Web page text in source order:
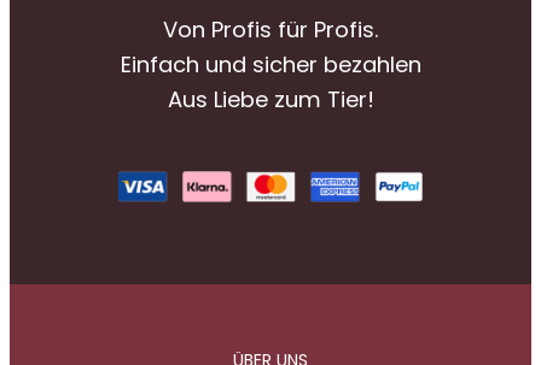
Von Profis für Profis.
Einfach und sicher bezahlen
Aus Liebe zum Tier!
ÜBER UNS